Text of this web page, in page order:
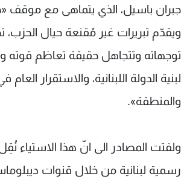
جبران باسيل، الذي يتماهى مع موقف
ويقدّم تبريرات غير مُقنعة حيال الحزب،
توجهاته وتتجاهل حقيقة تعاظم قوته
لبنية الدولة اللبنانية، والاستقرار العام
والمنطقة».
ولفتت المصادر الى انّ هذا الاستياء
رسمية لبنانية من خلال قنوات